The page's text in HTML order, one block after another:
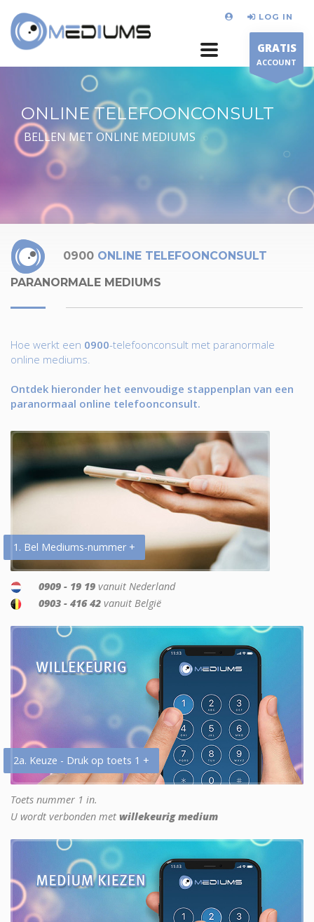
LOG IN
GRATIS
ACCOUNT
ONLINE TELEFOONCONSULT
BELLEN MET ONLINE MEDIUMS
0900 ONLINE TELEFOONCONSULT
PARANORMALE MEDIUMS
Hoe werkt een 0900-telefoonconsult met paranormale
online mediums.
Ontdek hieronder het eenvoudige stappenplan van een
paranormaal online telefoonconsult.
1. Bel Mediums-nummer +
0909 - 19 19 vanuit Nederland
0903 - 416 42 vanuit België
2a. Keuze - Druk op toets 1 +
Toets nummer 1 in.
U wordt verbonden met willekeurig medium